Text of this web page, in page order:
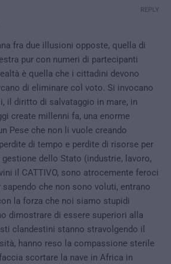
fra due illusioni opposte, quella di
pur con numeri di partecipanti
è quella che i cittadini devono
di eliminare col voto. Si invocano
il diritto di salvataggio in mare, in
create millenni fa, una enorme
Pese che non li vuole creando
di tempo e perdite di risorse per
dello Stato (industrie, lavoro,
il CATTIVO, sono atrocemente feroci
che non sono voluti, entrano
la forza che noi siamo stupidi
dimostrare di essere superiori alla
clandestini stanno stravolgendo il
hanno reso la compassione sterile
scortare la nave in Africa in
REPLY